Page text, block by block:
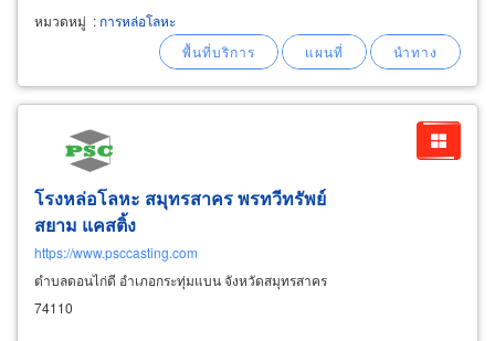
หล่อ pros ฝาถังแซท pros ผลิตฝาท่อเหล็กหล่อ
แมนโฮล pros ฝาถังบำบัดน้ำเสียเหล็กหล่อ มี
คุณสมบัติด้านแข็งแรง ยืดหยุ่นได้ ไม่เปราะแตกหัก
ง่าย
หมวดหมู่ : การหล่อโลหะ
โรงหล่อโลหะ สมุทรสาคร พรทวีทรัพย์
สยาม แคสติ้ง
https://www.psccasting.com
ตำบลดอนไก่ดี อำเภอกระทุ่มแบน จังหวัดสมุทรสาคร
74110